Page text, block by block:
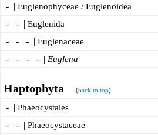
- | Euglenophyceae / Euglenoidea
- - | Euglenida
- - - | Euglenaceae
- - - - | Euglena
Haptophyta (back to top)
- | Phaeocystales
- - | Phaeocystaceae